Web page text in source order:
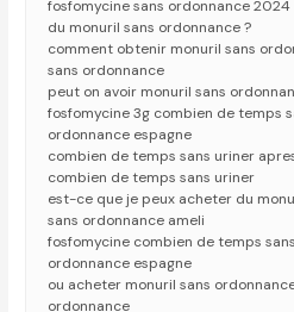
fosfomycine sans ordonnance
du monuril sans ordonnance ?
comment obtenir monuril sans
sans ordonnance
peut on avoir monuril sans
fosfomycine 3g combien de temps
ordonnance espagne
combien de temps sans uriner
combien de temps sans uriner
est-ce que je peux acheter du
sans ordonnance ameli
fosfomycine combien de temps
ordonnance espagne
ou acheter monuril sans
ordonnance